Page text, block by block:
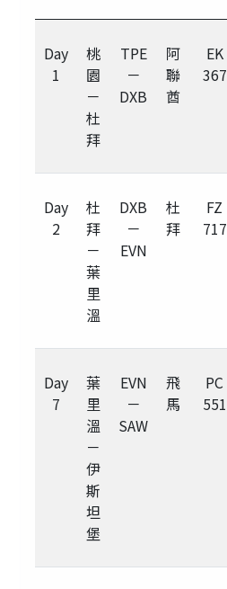
Day
1
桃
園
－
杜
拜
TPE
－
DXB
阿
聯
酋
EK
367
Day
2
杜
拜
－
葉
里
溫
DXB
－
EVN
杜
拜
FZ
717
Day
7
葉
里
溫
－
伊
斯
坦
堡
EVN
－
SAW
飛
馬
PC
551